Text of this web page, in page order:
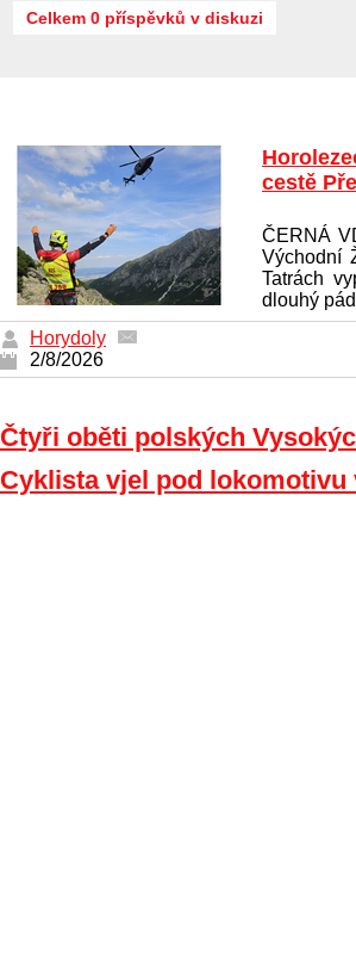
Celkem 0 příspěvků v diskuzi
cestě
ČERNÁ
Východní
Tatrách
dlouhý
Horydoly
2/8/2026
Čtyři oběti polských
Cyklista vjel pod lokomotivu